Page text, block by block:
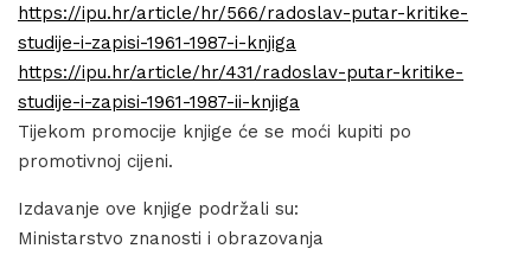
https://ipu.hr/article/hr/566/radoslav-putar-kritike-
studije-i-zapisi-1961-1987-i-knjiga
https://ipu.hr/article/hr/431/radoslav-putar-kritike-
studije-i-zapisi-1961-1987-ii-knjiga
Tijekom promocije knjige će se moći kupiti po
promotivnoj cijeni.
Izdavanje ove knjige podržali su:
Ministarstvo znanosti i obrazovanja